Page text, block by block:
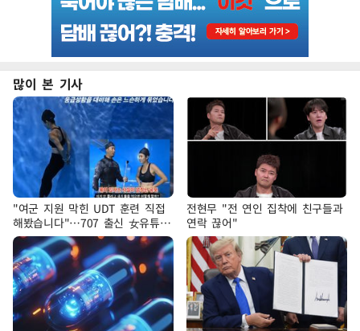
많이 본 기사
"여군 지원 막힌 UDT 훈련 직접
해봤습니다"…707 출신 女유튜버
'완벽 소화'
전현무 "전 연인 집착에 친구들과
연락 끊어"